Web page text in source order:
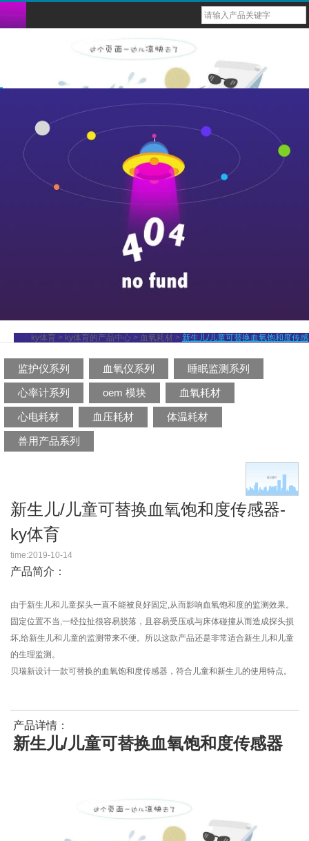
1000g脉搏血氧仪
bm1000d脉搏血氧仪
1000f脉搏血氧仪
bm1000c脉搏血氧仪
戒指式穿戴心率计
重复性血氧传感器（探头）
血氧导联连接线
导联心电线
重复性血压袖带
动物多参数蓝牙监护仪
ky体育 > ky体育的产品中心 > 血氧耗材 > 新生儿/儿童可替换血氧饱和度传感
器
监护仪系列 血氧仪系列 睡眠监测系列
心率计系列 oem 模块 血氧耗材
心电耗材 血压耗材 体温耗材
兽用产品系列
新生儿/儿童可替换血氧饱和度传感器-
ky体育
time:2019-10-14
产品简介：
由于新生儿和儿童探头一直不能被良好固定,从而影响血氧饱和度的监测效果。
固定位置不当,一经拉扯很容易脱落，且容易受压或与床体碰撞从而造成探头损
坏,给新生儿和儿童的监测带来不便。所以这款产品还是非常适合新生儿和儿童
的生理监测。
贝瑞新设计一款可替换的血氧饱和度传感器，符合儿童和新生儿的使用特点。
产品详情：
新生儿/儿童可替换血氧饱和度传感器